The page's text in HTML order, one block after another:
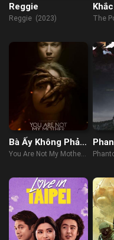
Reggie
Reggie (2023)
Quỷ
The
Bà Ấy Không Phải
Mẹ Tôi
You Are Not My Mother